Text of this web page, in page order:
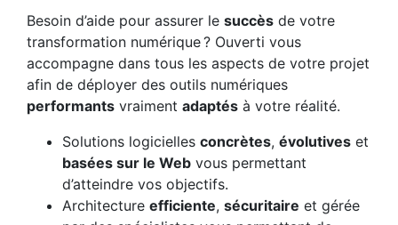
Besoin d’aide pour assurer le succès de votre
transformation numérique ? Ouverti vous
accompagne dans tous les aspects de votre projet
afin de déployer des outils numériques
performants vraiment adaptés à votre réalité.
Solutions logicielles concrètes, évolutives et
basées sur le Web vous permettant
d’atteindre vos objectifs.
Architecture efficiente, sécuritaire et gérée